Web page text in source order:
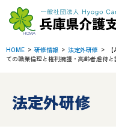
HOME 研修情報 法定外研修
ての職業倫理と権利擁護・高齢者虐待
法定外研修